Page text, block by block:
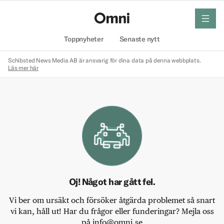
Toppnyheter Senaste nytt
meny
Schibsted News Media AB är ansvarig för dina data på denna webbplats.
Läs mer här
Oj! Något har gått fel.
Vi ber om ursäkt och försöker åtgärda problemet så snart
vi kan, håll ut! Har du frågor eller funderingar? Mejla oss